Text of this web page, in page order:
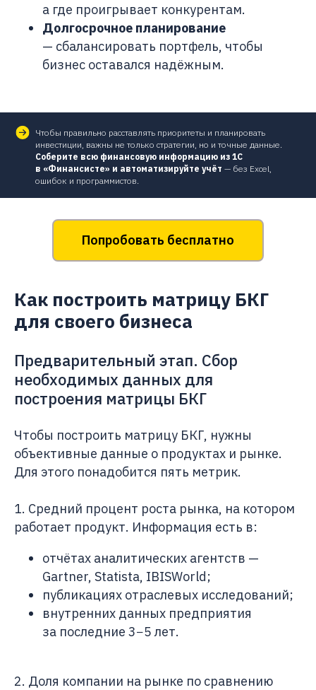
а где проигрывает конкурентам.
Долгосрочное планирование
— сбалансировать портфель, чтобы
бизнес оставался надёжным.
Чтобы правильно расставлять приоритеты и планировать
инвестиции, важны не только стратегии, но и точные данные.
Соберите всю финансовую информацию из 1С
в «Финансисте» и автоматизируйте учёт — без Excel,
ошибок и программистов.
Попробовать бесплатно
Как построить матрицу БКГ
для своего бизнеса
Предварительный этап. Сбор
необходимых данных для
построения матрицы БКГ
Чтобы построить матрицу БКГ, нужны
объективные данные о продуктах и рынке.
Для этого понадобится пять метрик.
1. Средний процент роста рынка, на котором
работает продукт. Информация есть в:
отчётах аналитических агентств —
Gartner, Statista, IBISWorld;
публикациях отраслевых исследований;
внутренних данных предприятия
за последние 3−5 лет.
2. Доля компании на рынке по сравнению